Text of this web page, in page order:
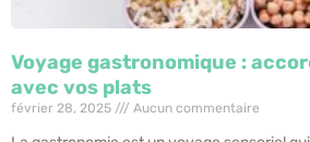
Voyage gastronomique :
avec vos plats
février 28, 2025 Aucun commentaire